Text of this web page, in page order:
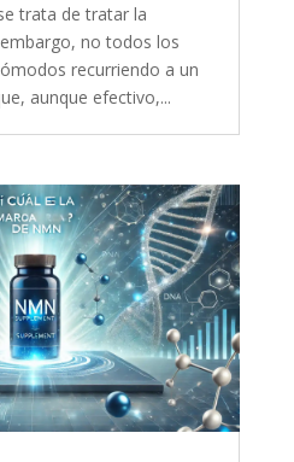
trata de tratar la
no todos los
recurriendo a un
aunque efectivo,...